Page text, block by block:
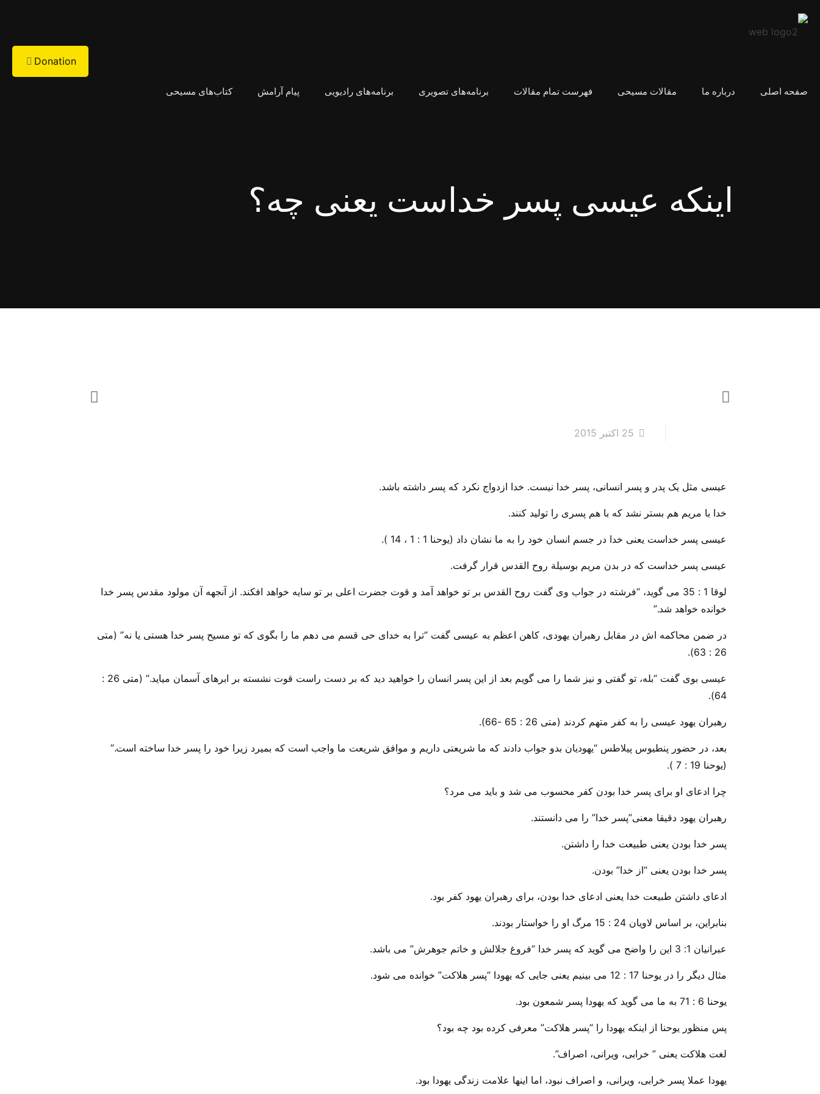
صفحه اصلی درباره ما مقالات مسیحی فهرست تمام مقالات برنامه‌های تصویری برنامه‌های رادیویی پیام آرامش کتاب‌های مسیحی
Donation
اینکه عیسی پسر خداست یعنی چه؟
25 اکتبر 2015
عیسی مثل یک پدر و پسر انسانی، پسر خدا نیست. خدا ازدواج نکرد که پسر داشته باشد.
خدا با مریم هم بستر نشد که با هم پسری را تولید کنند.
عیسی پسر خداست یعنی خدا در جسم انسان خود را به ما نشان داد (یوحنا 1 : 1 ، 14 ).
عیسی پسر خداست که در بدن مریم بوسیلة روح القدس قرار گرفت.
لوقا 1 : 35 می گوید، “فرشته در جواب وی گفت روح القدس بر تو خواهد آمد و قوت جضرت اعلی بر تو سایه خواهد افکند. از آنجهه آن مولود مقدس پسر خدا
خوانده خواهد شد.”
در ضمن محاکمه اش در مقابل رهبران یهودی، کاهن اعظم به عیسی گفت “ترا به خدای حی قسم می دهم ما را بگوی که تو مسیح پسر خدا هستی یا نه” (متی
26 : 63).
عیسی بوی گفت “بله، تو گفتی و نیز شما را می گویم بعد از این پسر انسان را خواهید دید که بر دست راست قوت نشسته بر ابرهای آسمان میاید.” (متی 26 :
64).
رهبران یهود عیسی را به کفر متهم کردند (متی 26 : 65 -66).
بعد، در حضور پنطیوس پیلاطس “یهودیان بدو جواب دادند که ما شریعتی داریم و موافق شریعت ما واجب است که بمیرد زیرا خود را پسر خدا ساخته است.”
(یوحنا 19 : 7 ).
چرا ادعای او برای پسر خدا بودن کفر محسوب می شد و باید می مرد؟
رهبران یهود دقیقا معنی”پسر خدا” را می دانستند.
پسر خدا بودن یعنی طبیعت خدا را داشتن.
پسر خدا بودن یعنی “از خدا” بودن.
ادعای داشتن طبیعت خدا یعنی ادعای خدا بودن، برای رهبران یهود کفر بود.
بنابراین، بر اساس لاویان 24 : 15 مرگ او را خواستار بودند.
عبرانیان 1: 3 این را واضح می گوید که پسر خدا “فروغ جلالش و خاتم جوهرش” می باشد.
مثال دیگر را در یوحنا 17 : 12 می بینیم یعنی جایی که یهودا “پسر هلاکت” خوانده می شود.
یوحنا 6 : 71 به ما می گوید که یهودا پسر شمعون بود.
پس منظور یوحنا از اینکه یهودا را “پسر هلاکت” معرفی کرده بود چه بود؟
لغت هلاکت یعنی ” خرابی، ویرانی، اصراف”.
یهودا عملا پسر خرابی، ویرانی، و اصراف نبود، اما اینها علامت زندگی یهودا بود.